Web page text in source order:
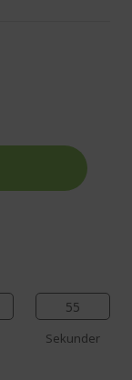
55
Sekunder